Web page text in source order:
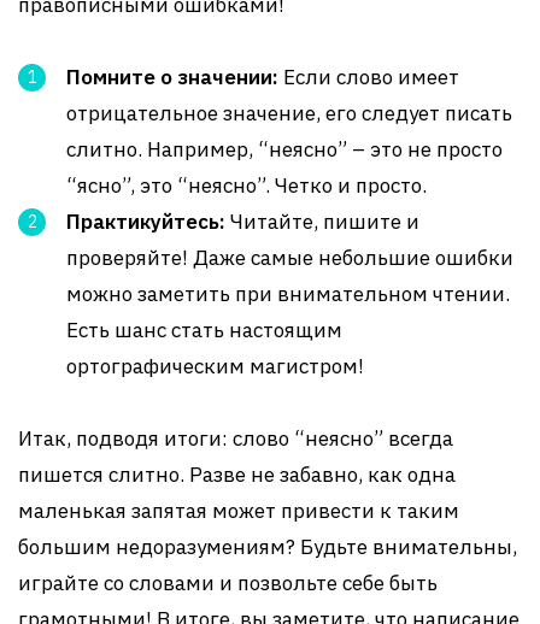
Помните о значении: Если слово имеет
отрицательное значение, его следует писать
слитно. Например, “неясно” – это не просто
“ясно”, это “неясно”. Четко и просто.
Практикуйтесь: Читайте, пишите и
проверяйте! Даже самые небольшие ошибки
можно заметить при внимательном чтении.
Есть шанс стать настоящим
ортографическим магистром!
Итак, подводя итоги: слово “неясно” всегда
пишется слитно. Разве не забавно, как одна
маленькая запятая может привести к таким
большим недоразумениям? Будьте внимательны,
играйте со словами и позвольте себе быть